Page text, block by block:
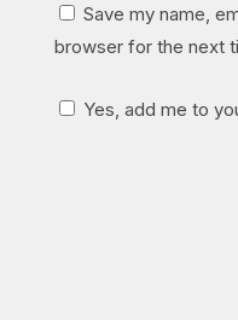
Save my name,
browser for the next
Yes, add me to